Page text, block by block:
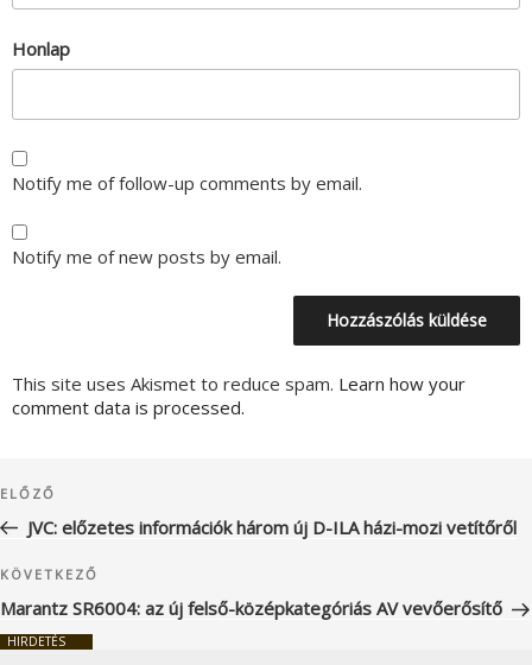
Honlap
Notify me of follow-up comments by email.
Notify me of new posts by email.
This site uses Akismet to reduce spam. Learn how your
comment data is processed.
navigáció
Korábbi
bejegyzés
ELŐZŐ
JVC: előzetes információk három új D-ILA házi-mozi vetítőről
Következő
bejegyzés
KÖVETKEZŐ
Marantz SR6004: az új felső-középkategóriás AV vevőerősítő
HIRDETÉS